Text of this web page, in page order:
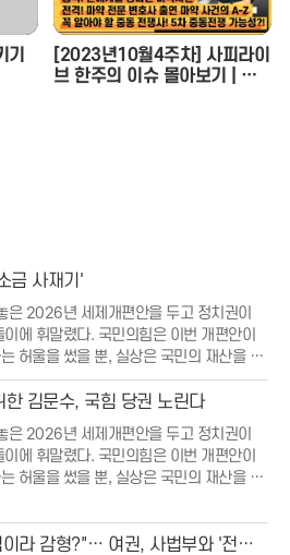
[2023년10월4주차] 사피라이
브 한주의 이슈 몰아보기 | 사
금 사재기'
은 2026년 세제개편안을 두고 정치권이
에 휘말렸다. 국민의힘은 이번 개편안이
허울을 썼을 뿐, 실상은 국민의 재산을 무
가는 조세 강탈에 불과하다며 강력한 비
높였다. 특히 부동산 보유세 인상과 저출
공제 폐지 등 민생과 직결된 항목들이
한 김문수, 국힘 당권 노린다
은 2026년 세제개편안을 두고 정치권이
에 휘말렸다. 국민의힘은 이번 개편안이
허울을 썼을 뿐, 실상은 국민의 재산을 무
높였다. 특히 부동산 보유세 인상과 저출
공제 폐지 등 민생과 직결된 항목들이